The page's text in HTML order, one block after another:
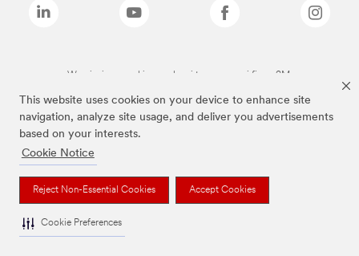
This website uses cookies on your device to enhance site
navigation, analyze site usage, and deliver you advertisements
based on your interests.
Cookie Notice
Reject Non-Essential Cookies Accept Cookies
Cookie Preferences
Wymienione marki są znakami towarowymi firmy 3M.